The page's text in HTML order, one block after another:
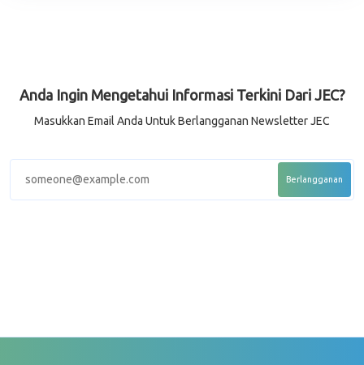
Anda Ingin Mengetahui Informasi Terkini Dari JEC?
Masukkan Email Anda Untuk Berlangganan Newsletter JEC